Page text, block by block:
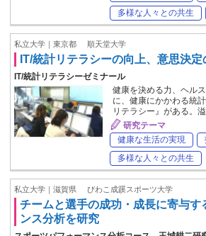
多様な人々との共生
私立大学｜東京都 順天堂大学
IT/統計リテラシーの向上、意思決
IT/統計リテラシーゼミナール
健康を決める力、ヘル
に、健康にかかわる統
リテラシー』がある。
研究テーマ
健康な生活の実現
多様な人々との共生
私立大学｜滋賀県 びわこ成蹊スポーツ大学
チームと選手の成功・成長に寄与す
ンス分析を研究